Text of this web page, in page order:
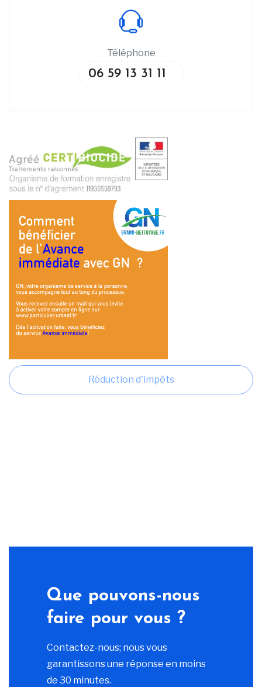
Téléphone
06 59 13 31 11
Réduction d'impôts
Que pouvons-nous
faire pour vous ?
Contactez-nous; nous vous
garantissons une réponse en moins
de 30 minutes.